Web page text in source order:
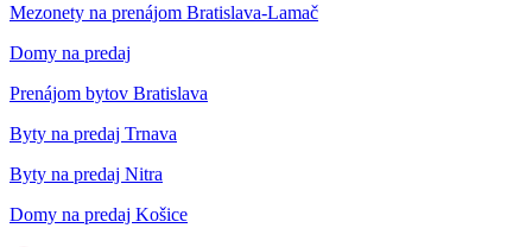
Mezonety na prenájom Bratislava-Lamač
Domy na predaj
Prenájom bytov Bratislava
Byty na predaj Trnava
Byty na predaj Nitra
Domy na predaj Košice